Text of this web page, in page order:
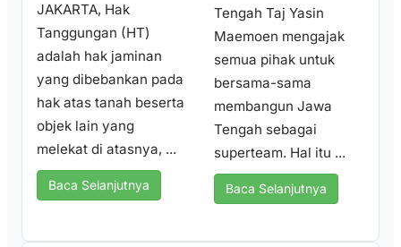
JAKARTA, Hak
Tanggungan (HT)
adalah hak jaminan
yang dibebankan pada
hak atas tanah beserta
objek lain yang
melekat di atasnya, ...
Baca Selanjutnya
Tengah Taj Yasin
Maemoen mengajak
semua pihak untuk
bersama-sama
membangun Jawa
Tengah sebagai
superteam. Hal itu ...
Baca Selanjutnya